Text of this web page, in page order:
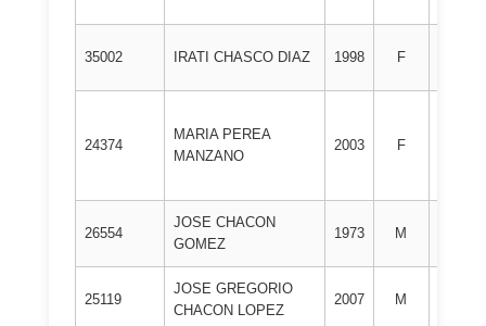
35002 IRATI CHASCO DIAZ 1998 F
24374
MARIA PEREA
MANZANO
2003 F
26554
JOSE CHACON
GOMEZ
1973 M
25119
JOSE GREGORIO
CHACON LOPEZ
2007 M